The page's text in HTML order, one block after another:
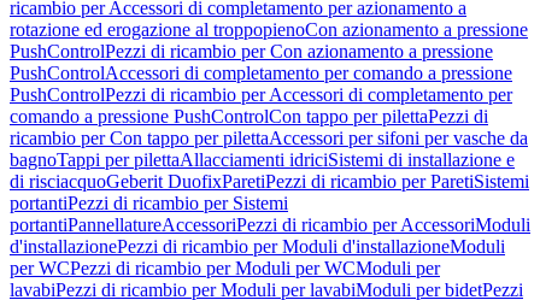
ricambio per Accessori di completamento per azionamento a
rotazione ed erogazione al troppopienoCon azionamento a pressione
PushControlPezzi di ricambio per Con azionamento a pressione
PushControlAccessori di completamento per comando a pressione
PushControlPezzi di ricambio per Accessori di completamento per
comando a pressione PushControlCon tappo per pilettaPezzi di
ricambio per Con tappo per pilettaAccessori per sifoni per vasche da
bagnoTappi per pilettaAllacciamenti idriciSistemi di installazione e
di risciacquoGeberit DuofixParetiPezzi di ricambio per ParetiSistemi
portantiPezzi di ricambio per Sistemi
portantiPannellatureAccessoriPezzi di ricambio per AccessoriModuli
d'installazionePezzi di ricambio per Moduli d'installazioneModuli
per WCPezzi di ricambio per Moduli per WCModuli per
lavabiPezzi di ricambio per Moduli per lavabiModuli per bidetPezzi